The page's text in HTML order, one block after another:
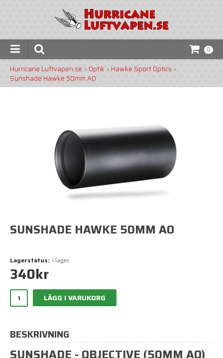
0
Hurricane Luftvapen.se > Optik > Hawke Sport Optics >
Sunshade Hawke 50mm AO
SUNSHADE HAWKE 50MM AO
Lagerstatus: I lager
340kr
LÄGG I VARUKORG
BESKRIVNING
SUNSHADE - OBJECTIVE (50MM AO)